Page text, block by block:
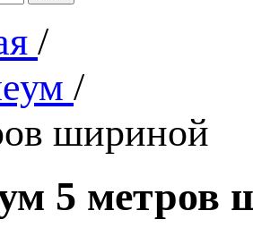
/
/
шириной
5 метров